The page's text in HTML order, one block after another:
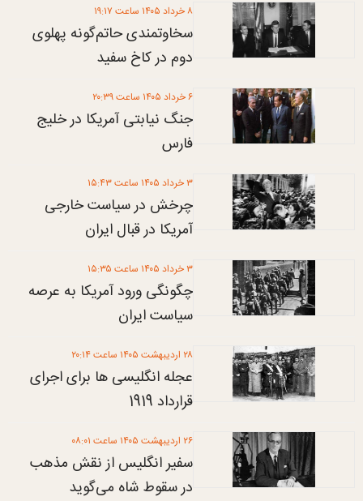
۸ خرداد ۱۴۰۵ ساعت ۱۹:۱۷
سخاوتمندی حاتم‌گونه پهلوی
دوم در کاخ سفید
۶ خرداد ۱۴۰۵ ساعت ۲۰:۳۹
جنگ نیابتی آمریکا در خلیج
فارس
۳ خرداد ۱۴۰۵ ساعت ۱۵:۴۳
چرخش در سیاست خارجی
آمریکا در قبال ایران
۳ خرداد ۱۴۰۵ ساعت ۱۵:۳۵
چگونگی ورود آمریکا به عرصه
سیاست ایران
۲۸ ارديبهشت ۱۴۰۵ ساعت ۲۰:۱۴
عجله انگلیسی ها برای اجرای
قرارداد 1919
۲۶ ارديبهشت ۱۴۰۵ ساعت ۰۸:۰۱
سفیر انگلیس از نقش مذهب
در سقوط شاه می‌گوید